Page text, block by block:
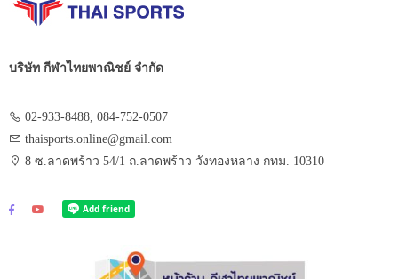
บริษัท กีฬาไทยพาณิชย์ จำกัด
02-933-8488, 084-752-0507
thaisports.online@gmail.com
8 ซ.ลาดพร้าว 54/1 ถ.ลาดพร้าว วังทองหลาง กทม. 10310